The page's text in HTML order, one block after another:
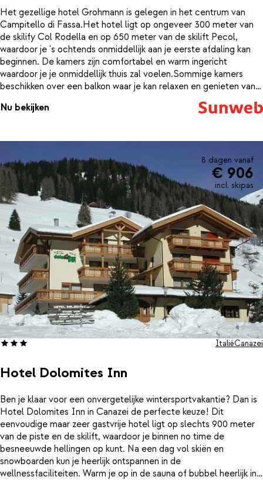
Het gezellige hotel Grohmann is gelegen in het centrum van
Campitello di Fassa.Het hotel ligt op ongeveer 300 meter van
de skilify Col Rodella en op 650 meter van de skilift Pecol,
waardoor je 's ochtends onmiddellijk aan je eerste afdaling kan
beginnen. De kamers zijn comfortabel en warm ingericht
waardoor je je onmiddellijk thuis zal voelen.Sommige kamers
beschikken over een balkon waar je kan relaxen en genieten van
de mooie omgeving. In het restaurant worden Italiaanse en
internationale gerechten geserveerd met lokale wijnen. Houd je
turks bad en een ontspannings ruimte.
Nu bekijken
8 dagen vanaf
€ 906
incl. skipas
Hotel Dolomites Inn
ItaliëCanazei
Ben je klaar voor een onvergetelijke wintersportvakantie? Dan is
Hotel Dolomites Inn in Canazei de perfecte keuze! Dit
eenvoudige maar zeer gastvrije hotel ligt op slechts 900 meter
van de piste en de skilift, waardoor je binnen no time de
besneeuwde hellingen op kunt. Na een dag vol skiën en
snowboarden kun je heerlijk ontspannen in de
wellnessfaciliteiten. Warm je op in de sauna of bubbel heerlijk in